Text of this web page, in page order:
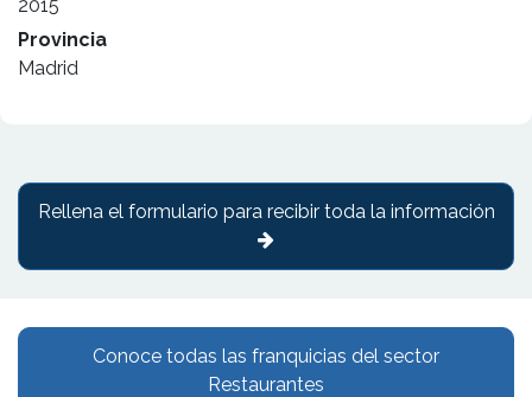
2015
Provincia
Madrid
Conoce todas las franquicias del sector
Restaurantes